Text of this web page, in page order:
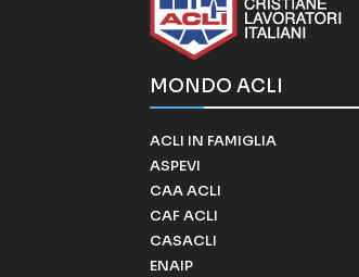
MONDO ACLI
ACLI IN FAMIGLIA
ASPEVI
CAA ACLI
CAF ACLI
CASACLI
ENAIP